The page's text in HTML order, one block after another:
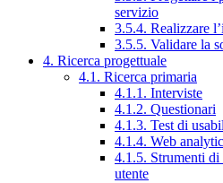
servizio
3.5.4. Realizzare
3.5.5. Validare la
4. Ricerca progettuale
4.1. Ricerca primaria
4.1.1. Interviste
4.1.2. Questionari
4.1.3. Test di
4.1.4. Web
4.1.5. Strumenti di
utente